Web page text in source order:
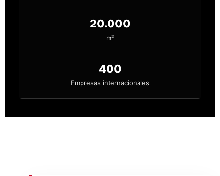
20.000
m²
400
Empresas internacionales